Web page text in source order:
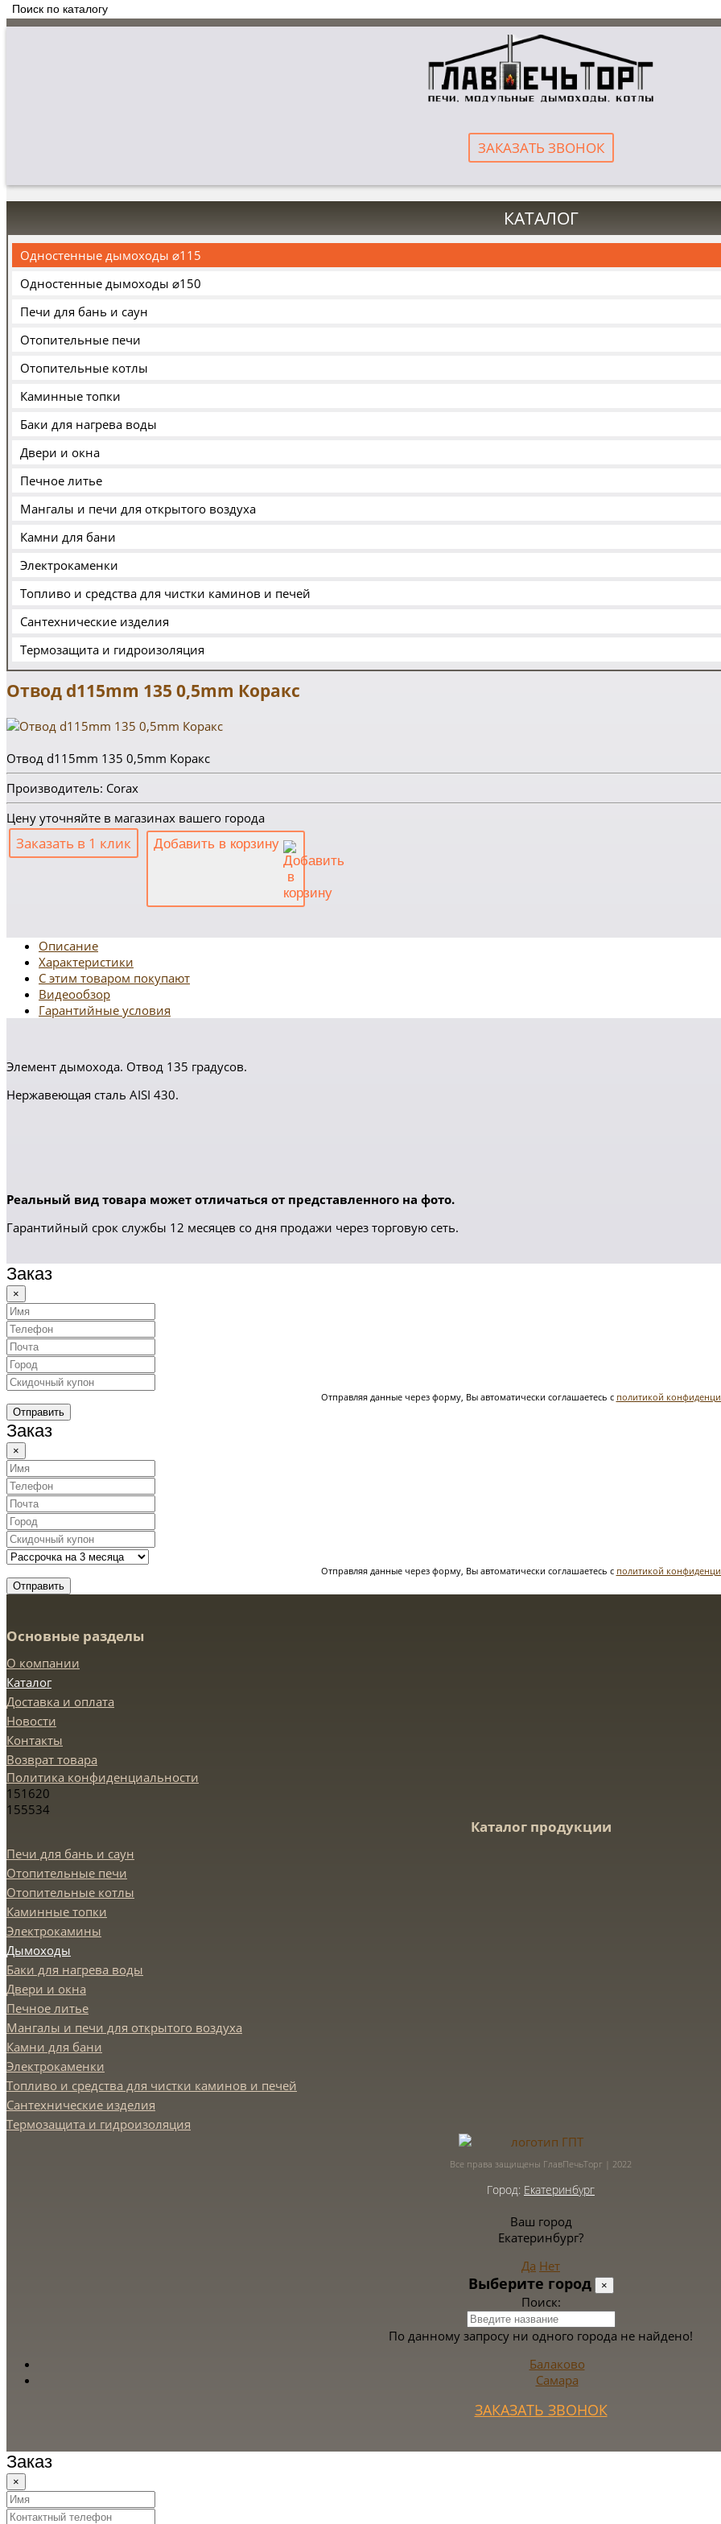
ЗАКАЗАТЬ ЗВОНОК
КАТАЛОГ
Одностенные дымоходы ⌀115
Одностенные дымоходы ⌀150
Печи для бань и саун
Отопительные печи
Отопительные котлы
Каминные топки
Баки для нагрева воды
Двери и окна
Печное литье
Мангалы и печи для открытого воздуха
Камни для бани
Электрокаменки
Топливо и средства для чистки каминов и печей
Сантехнические изделия
Термозащита и гидроизоляция
Отвод d115mm 135 0,5mm Коракс
Отвод d115mm 135 0,5mm Коракс
Производитель: Corax
Цену уточняйте в магазинах вашего города
Заказать в 1 клик Добавить в корзину
Описание
Характеристики
С этим товаром покупают
Видеообзор
Гарантийные условия
Элемент дымохода. Отвод 135 градусов.
Нержавеющая сталь AISI 430.
Реальный вид товара может отличаться от представленного на фото.
Гарантийный срок службы 12 месяцев со дня продажи через торговую сеть.
Заказ
×
Отправляя данные через форму, Вы автоматически соглашаетесь с политикой
Отправить
Заказ
×
Отправляя данные через форму, Вы автоматически соглашаетесь с политикой
Отправить
Основные разделы
О компании
Каталог
Доставка и оплата
Новости
Контакты
Возврат товара
Политика конфиденциальности
151620
155534
Каталог продукции
Печи для бань и саун
Отопительные печи
Отопительные котлы
Каминные топки
Электрокамины
Дымоходы
Баки для нагрева воды
Двери и окна
Печное литье
Мангалы и печи для открытого воздуха
Камни для бани
Электрокаменки
Топливо и средства для чистки каминов и печей
Сантехнические изделия
Термозащита и гидроизоляция
Все права защищены ГлавПечьТорг | 2022
Город: Екатеринбург
Ваш город
Екатеринбург?
Да Нет
Выберите город ×
Поиск:
По данному запросу ни одного города не найдено!
Балаково
Самара
ЗАКАЗАТЬ ЗВОНОК
Заказ
×